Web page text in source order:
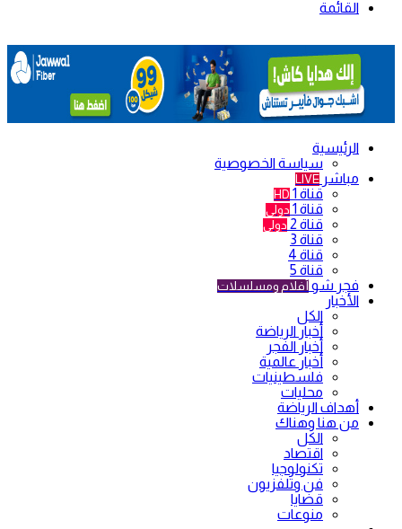
القائمة
الرئيسية
سياسة الخصوصية
مباشر LIVE
قناة 1 HD
قناة 1 دولي
قناة 2 دولي
قناة 3
قناة 4
قناة 5
فجر شو أفلام ومسلسلات
الأخبار
الكل
أخبار الرياضة
أخبار الفجر
أخبار عالمية
فلسطينيات
محليات
أهداف الرياضة
من هنا وهناك
الكل
اقتصاد
تكنولوجيا
فن وتلفزيون
قضايا
منوعات